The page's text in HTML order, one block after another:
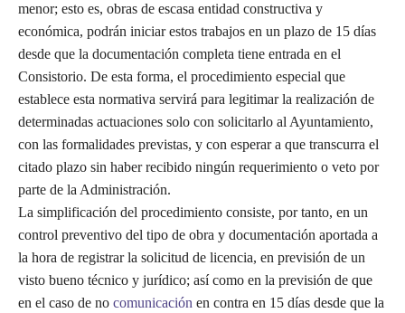
menor; esto es, obras de escasa entidad constructiva y
económica, podrán iniciar estos trabajos en un plazo de 15 días
desde que la documentación completa tiene entrada en el
Consistorio. De esta forma, el procedimiento especial que
establece esta normativa servirá para legitimar la realización de
determinadas actuaciones solo con solicitarlo al Ayuntamiento,
con las formalidades previstas, y con esperar a que transcurra el
citado plazo sin haber recibido ningún requerimiento o veto por
parte de la Administración.
La simplificación del procedimiento consiste, por tanto, en un
control preventivo del tipo de obra y documentación aportada a
la hora de registrar la solicitud de licencia, en previsión de un
visto bueno técnico y jurídico; así como en la previsión de que
en el caso de no comunicación en contra en 15 días desde que la